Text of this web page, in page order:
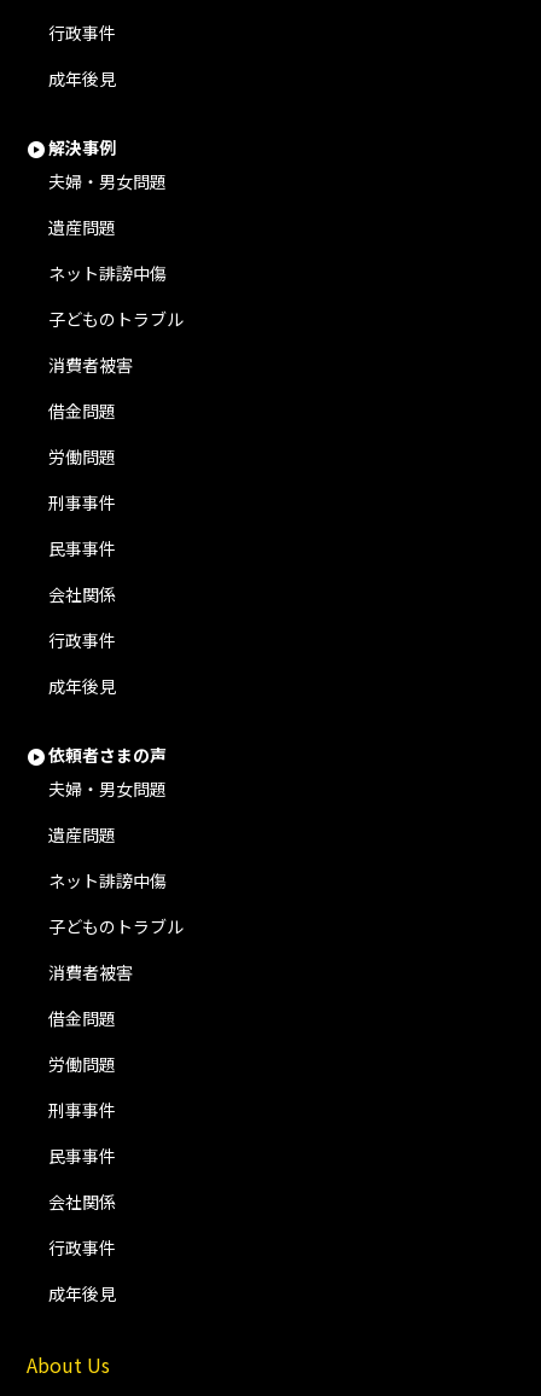
行政事件
成年後見
解決事例
夫婦・男女問題
遺産問題
ネット誹謗中傷
子どものトラブル
消費者被害
借金問題
労働問題
刑事事件
民事事件
会社関係
行政事件
成年後見
依頼者さまの声
夫婦・男女問題
遺産問題
ネット誹謗中傷
子どものトラブル
消費者被害
借金問題
労働問題
刑事事件
民事事件
会社関係
行政事件
成年後見
About Us